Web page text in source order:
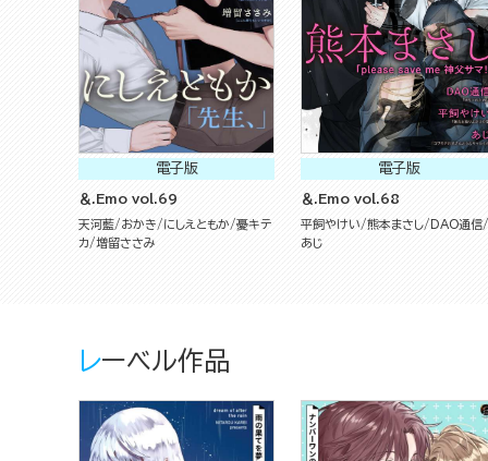
電子版
＆.Emo vol.69
天河藍 おかき にしえともか
憂キテ
カ
増留ささみ
電子版
＆.Emo vol.68
平飼やけい 熊本まさし
DAO通信
あじ
レーベル作品